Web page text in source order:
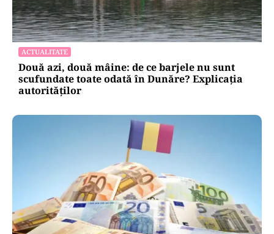
ACTUALITATE
Două azi, două mâine: de ce barjele nu sunt
scufundate toate odată în Dunăre? Explicația
autorităților